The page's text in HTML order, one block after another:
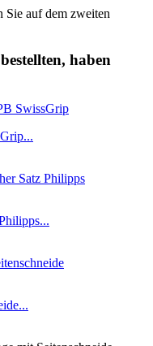
Sie auf dem zweiten
haben